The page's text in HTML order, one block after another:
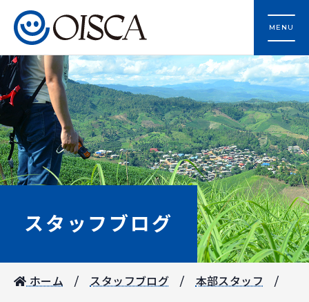
MENU
スタッフブログ
ホーム スタッフブログ 本部スタッフ